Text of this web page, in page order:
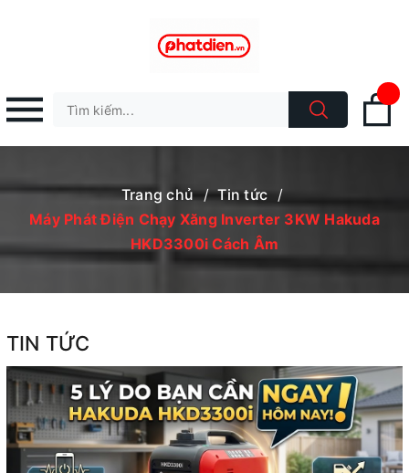
Trang chủ / Tin tức /
Máy Phát Điện Chạy Xăng Inverter 3KW Hakuda
HKD3300i Cách Âm
TIN TỨC